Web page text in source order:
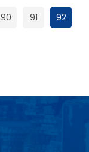
90 91 92